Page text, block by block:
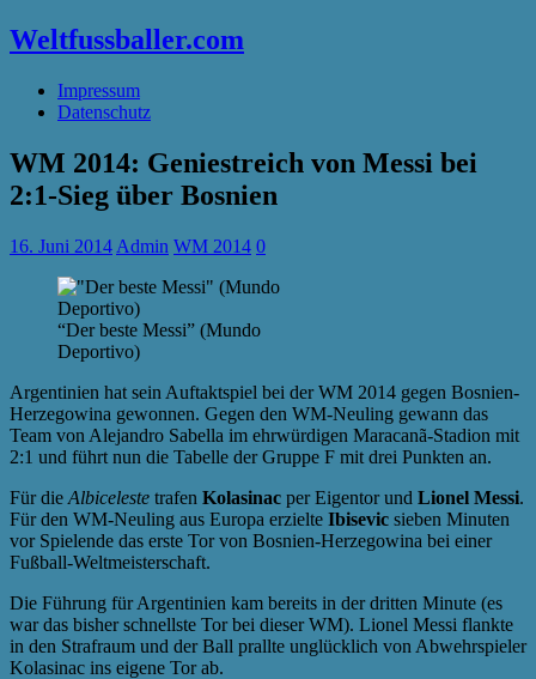
Weltfussballer.com
Impressum
Datenschutz
WM 2014: Geniestreich von Messi bei
2:1-Sieg über Bosnien
16. Juni 2014 Admin WM 2014 0
“Der beste Messi” (Mundo
Deportivo)
Argentinien hat sein Auftaktspiel bei der WM 2014 gegen Bosnien-
Herzegowina gewonnen. Gegen den WM-Neuling gewann das
Team von Alejandro Sabella im ehrwürdigen Maracanã-Stadion mit
2:1 und führt nun die Tabelle der Gruppe F mit drei Punkten an.
Für die Albiceleste trafen Kolasinac per Eigentor und Lionel Messi.
Für den WM-Neuling aus Europa erzielte Ibisevic sieben Minuten
vor Spielende das erste Tor von Bosnien-Herzegowina bei einer
Fußball-Weltmeisterschaft.
Die Führung für Argentinien kam bereits in der dritten Minute (es
war das bisher schnellste Tor bei dieser WM). Lionel Messi flankte
in den Strafraum und der Ball prallte unglücklich von Abwehrspieler
Kolasinac ins eigene Tor ab.